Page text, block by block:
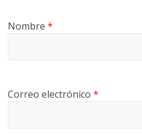
Nombre*
Correo electrónico*